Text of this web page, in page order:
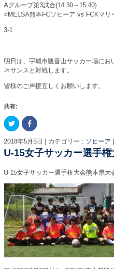
Aグループ第3試合(14:30～15:40)
○MELSA熊本FCソヒーア vs FCKマリ
3-1
明日は、宇城市観音山サッカー場にお
ネサンスと対戦します。
皆様のご声援宜しくお願いします。
共有:
ク
リ
ク
し
て
T
i
t
e
r
で
共
有
(
新
し
い
ウ
ィ
ン
ド
F
a
e
b
o
o
で
共
す
る
に
は
ク
リ
ッ
ク
し
て
く
だ
さ
2018年5月5日 カテゴリー : ソヒーア
U-15女子サッカー選手
U-15女子サッカー選手権大会熊本県大